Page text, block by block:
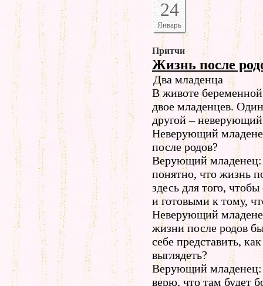
24
Январь
Притчи
Жизнь после
Два младенца
В животе
двое младенцев.
другой – неверующий
Неверующий
после родов?
Верующий
понятно, что жизнь
здесь для того,
и готовыми к тому,
Неверующий
жизни после родов
себе представить,
выглядеть?
Верующий младенец:
верю, что там будет